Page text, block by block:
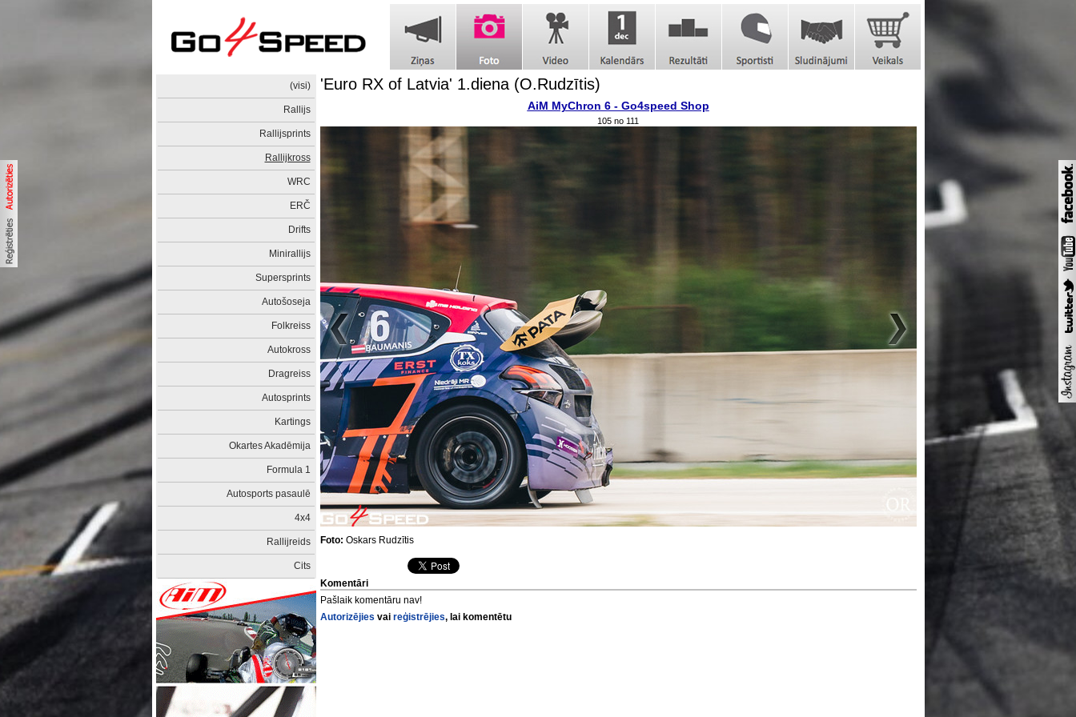
(visi)
Rallijs
Rallijsprints
Rallijkross
WRC
ERČ
Drifts
Minirallijs
Supersprints
Autošoseja
Folkreiss
Autokross
Dragreiss
Autosprints
Kartings
Okartes Akadēmija
Formula 1
Autosports pasaulē
4x4
Rallijreids
Cits
'Euro RX of Latvia' 1.diena (O.Rudzītis)
AiM MyChron 6 - Go4speed Shop
105 no 111
Foto: Oskars Rudzītis
Komentāri
Pašlaik komentāru nav!
Autorizējies vai reģistrējies, lai komentētu